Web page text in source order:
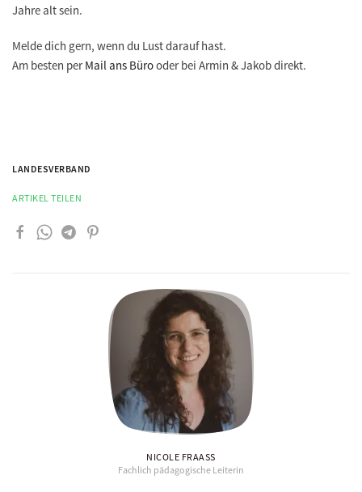
Jahre alt sein.
Melde dich gern, wenn du Lust darauf hast.
Am besten perMail ans Bürooder bei Armin & Jakob direkt.
LANDESVERBAND
ARTIKEL TEILEN
NICOLE FRAASS
Fachlich pädagogische Leiterin